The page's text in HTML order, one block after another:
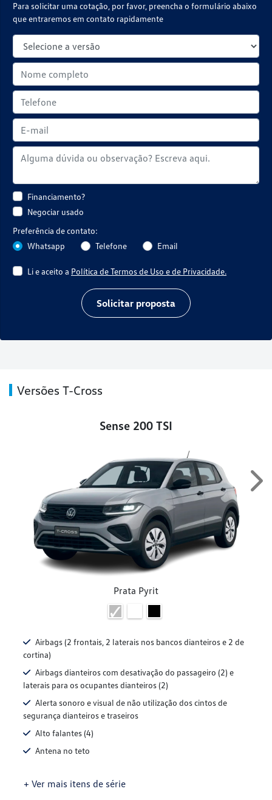
Para solicitar uma cotação, por favor, preencha o formulário abaixo
que entraremos em contato rapidamente
Financiamento?
Negociar usado
Preferência de contato:
Whatsapp
Telefone Email
Li e aceito a Política de Termos de Uso e de Privacidade.
Solicitar proposta
Versões T-Cross
Sense 200 TSI
Prata Pyrit
Airbags (2 frontais, 2 laterais nos bancos dianteiros e 2 de
cortina)
Airbags dianteiros com desativação do passageiro (2) e
laterais para os ocupantes dianteiros (2)
Alerta sonoro e visual de não utilização dos cintos de
segurança dianteiros e traseiros
Alto falantes (4)
Antena no teto
+ Ver mais itens de série